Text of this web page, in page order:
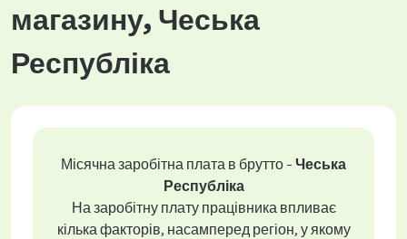
магазину, Чеська
Республіка
Місячна заробітна плата в брутто - Чеська
Республіка
На заробітну плату працівника впливає
кілька факторів, насамперед регіон, у якому